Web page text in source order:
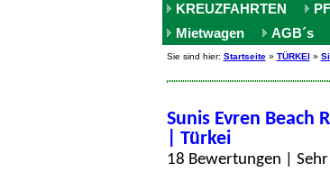
KREUZFAHRTEN
Mietwagen
AGB´s
Sie sind hier: Startseite» TÜRKEI»
Sunis Evren
| Türkei
18 Bewertungen |